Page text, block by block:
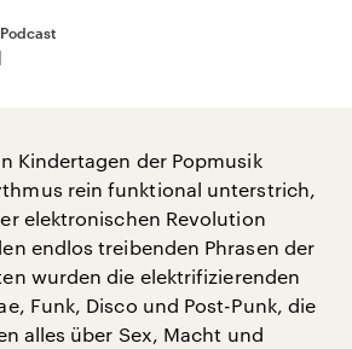
Kindertagen der Popmusik
rein funktional unterstrich,
elektronischen Revolution
endlos treibenden Phrasen der
wurden die elektrifizierenden
Funk, Disco und Post-Punk, die
alles über Sex, Macht und